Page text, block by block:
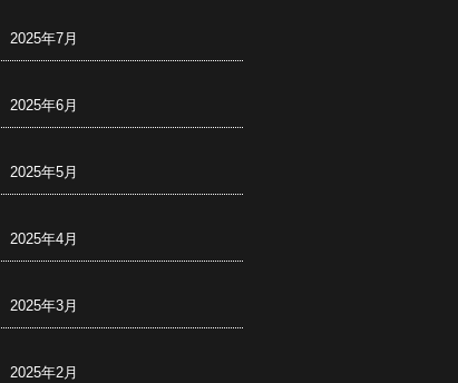
2025年7月
2025年6月
2025年5月
2025年4月
2025年3月
2025年2月